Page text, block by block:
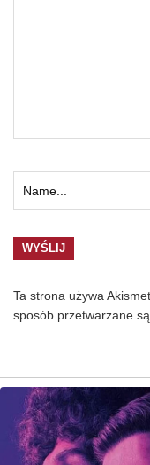
Ta strona używa
sposób przetwarzane